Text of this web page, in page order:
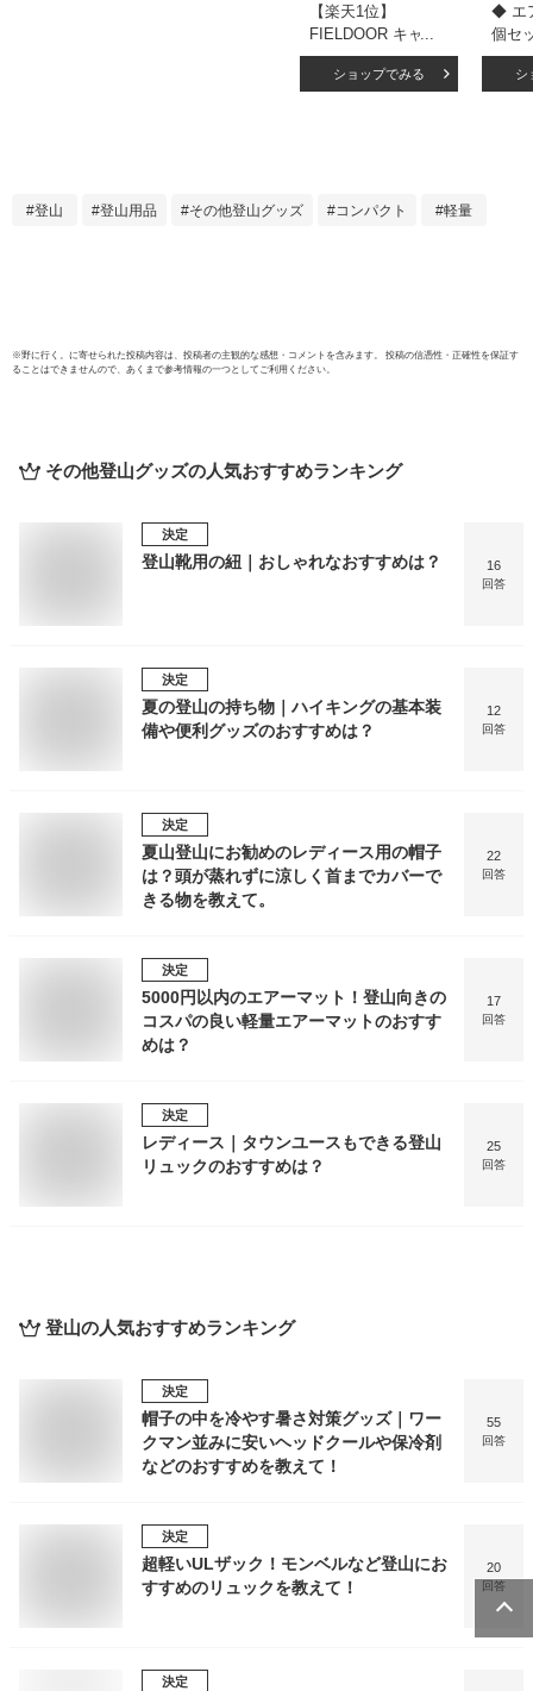
【楽天1位】
FIELDOOR キャン
プマット エアーマ
ット シングル/ダブ
ウトドア寝具 キャ
ショップでみる
◆ エ
個セ
エア
ンプ
シ
登山 登山用品 その他登山グッズ コンパクト 軽量
※野に行く。 に寄せられた投稿内容は、投稿者の主観的な感想・コメントを含みます。 投稿の信憑性・正確性を保証す
ることはできませんので、あくまで参考情報の一つとしてご利用ください。
その他登山グッズの人気おすすめランキング
決定
登山靴用の紐｜おしゃれなおすすめは？ 16
回答
決定
夏の登山の持ち物｜ハイキングの基本装
備や便利グッズのおすすめは？
12
回答
決定
夏山登山にお勧めのレディース用の帽子
は？頭が蒸れずに涼しく首までカバーで
きる物を教えて。
22
回答
決定
5000円以内のエアーマット！登山向きの
コスパの良い軽量エアーマットのおすす
めは？
17
回答
決定
レディース｜タウンユースもできる登山
リュックのおすすめは？
25
回答
登山の人気おすすめランキング
決定
帽子の中を冷やす暑さ対策グッズ｜ワー
クマン並みに安いヘッドクールや保冷剤
などのおすすめを教えて！
55
回答
決定
超軽いULザック！モンベルなど登山にお
すすめのリュックを教えて！
20
回答
決定